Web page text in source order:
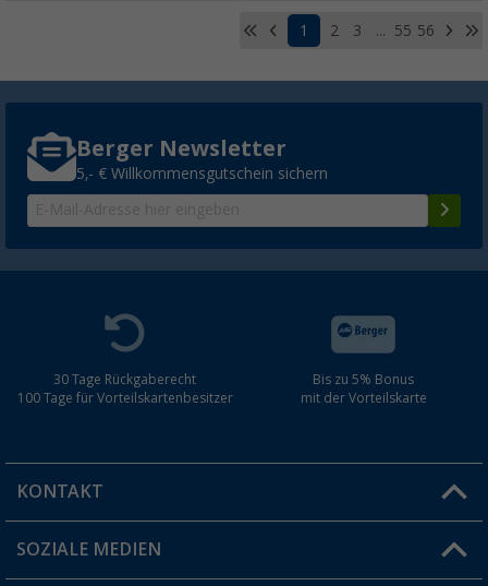
1 2 3 ... 55 56
Berger Newsletter
5,- € Willkommensgutschein sichern
30 Tage Rückgaberecht
100 Tage für Vorteilskartenbesitzer
Bis zu 5% Bonus
mit der Vorteilskarte
KONTAKT
Du hast eine Frage?
SOZIALE MEDIEN